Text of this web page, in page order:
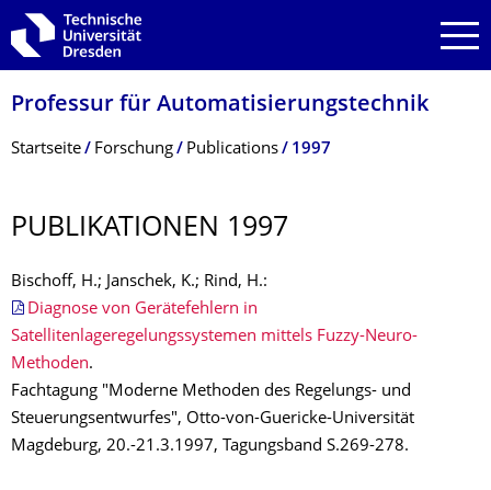
Zur Hauptnavigation springen
Zur Suche springen
Zum Inhalt springen
Professur für Automatisierungs­technik
Breadcrumb-Menü
Startseite Forschung Publications 1997
PUBLIKATIONEN 1997
Bischoff, H.; Janschek, K.; Rind, H.:
Diagnose von Gerätefehlern in
Satellitenlageregelungssystemen mittels Fuzzy-Neuro-
Methoden.
Fachtagung "Moderne Methoden des Regelungs- und
Steuerungsentwurfes", Otto-von-Guericke-Universität
Magdeburg, 20.-21.3.1997, Tagungsband S.269-278.